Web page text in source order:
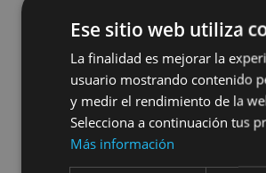
Ese sitio web utiliza
La finalidad es mejorar la
usuario mostrando contenido
y medir el rendimiento de la
Selecciona a continuación tus
Más información